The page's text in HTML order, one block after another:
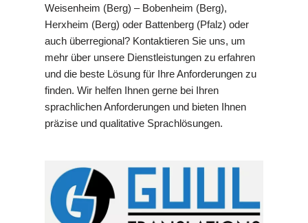
Weisenheim (Berg) – Bobenheim (Berg),
Herxheim (Berg) oder Battenberg (Pfalz) oder
auch überregional? Kontaktieren Sie uns, um
mehr über unsere Dienstleistungen zu erfahren
und die beste Lösung für Ihre Anforderungen zu
finden. Wir helfen Ihnen gerne bei Ihren
sprachlichen Anforderungen und bieten Ihnen
präzise und qualitative Sprachlösungen.